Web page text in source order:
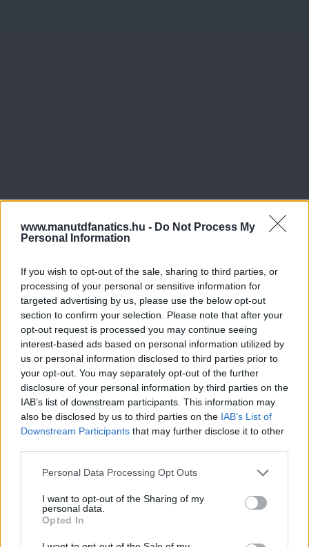
www.manutdfanatics.hu - Do Not Process My
Personal Information
If you wish to opt-out of the sale, sharing to third parties, or
processing of your personal or sensitive information for
targeted advertising by us, please use the below opt-out
section to confirm your selection. Please note that after your
opt-out request is processed you may continue seeing
interest-based ads based on personal information utilized by
us or personal information disclosed to third parties prior to
your opt-out. You may separately opt-out of the further
disclosure of your personal information by third parties on the
IAB’s list of downstream participants. This information may
also be disclosed by us to third parties on the IAB’s List of
Downstream Participants that may further disclose it to other
Please note that this website/app uses one or more Google
not limited to your visit or usage behaviour. You may click to
grant or deny consent to Google and its third-party tags to
use your data for below specified purposes in below Google
consent section.
Personal Data Processing Opt Outs
I want to opt-out of the Sharing of my
personal data.
Opted In